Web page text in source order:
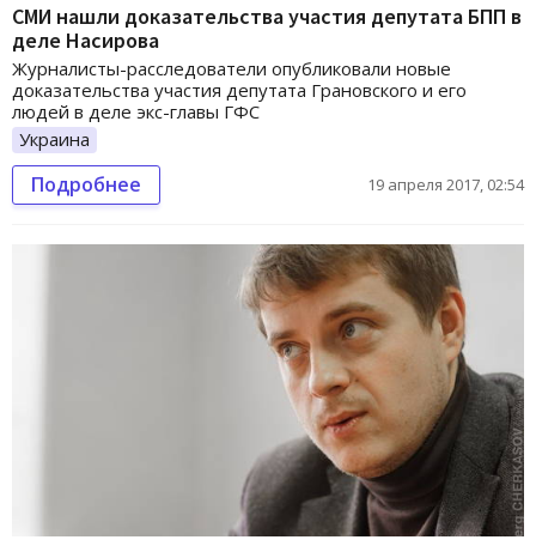
СМИ нашли доказательства участия депутата БПП в
деле Насирова
Журналисты-расследователи опубликовали новые
доказательства участия депутата Грановского и его
людей в деле экс-главы ГФС
Украина
Подробнее 19 апреля 2017, 02:54